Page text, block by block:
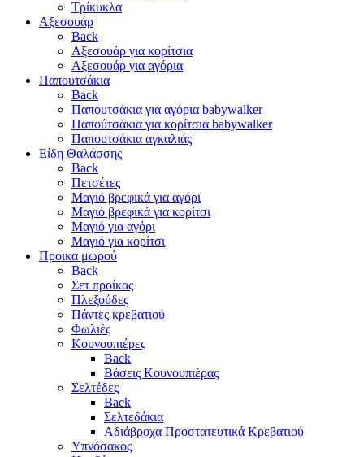
Τρίκυκλα
Αξεσουάρ
Back
Αξεσουάρ για κορίτσια
Αξεσουάρ για αγόρια
Παπουτσάκια
Back
Παπουτσάκια για αγόρια babywalker
Παπούτσάκια για κορίτσια babywalker
Παπουτσάκια αγκαλιάς
Είδη Θαλάσσης
Back
Πετσέτες
Μαγιό βρεφικά για αγόρι
Μαγιό βρεφικά για κορίτσι
Μαγιό για αγόρι
Μαγιό για κορίτσι
Προικα μωρού
Back
Σετ προίκας
Πλεξούδες
Πάντες κρεβατιού
Φωλιές
Κουνουπιέρες
Back
Βάσεις Κουνουπιέρας
Σελτέδες
Back
Σελτεδάκια
Αδιάβροχα Προστατευτικά Κρεβατιού
Υπνόσακος